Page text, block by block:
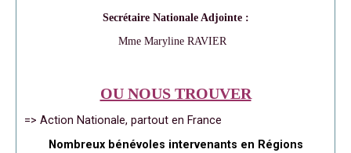
Secrétaire Nationale Adjointe :
Mme Maryline RAVIER
OU NOUS TROUVER
=> Action Nationale, partout en France
Nombreux bénévoles intervenants en Régions